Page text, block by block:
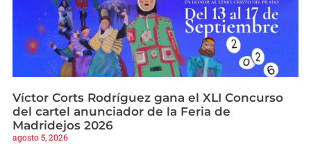
Víctor Corts Rodríguez gana el XLI Concurso
del cartel anunciador de la Feria de
Madridejos 2026
agosto 5, 2026